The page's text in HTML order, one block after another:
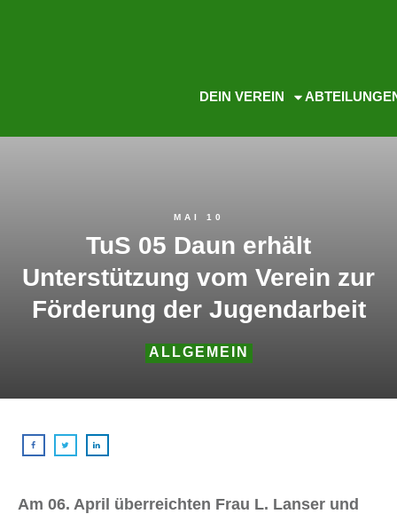
DEIN VEREIN
MAI 10
TuS 05 Daun erhält
Unterstützung vom Verein zur
Förderung der Jugendarbeit
ALLGEMEIN
Am 06. April überreichten Frau L. Lanser und